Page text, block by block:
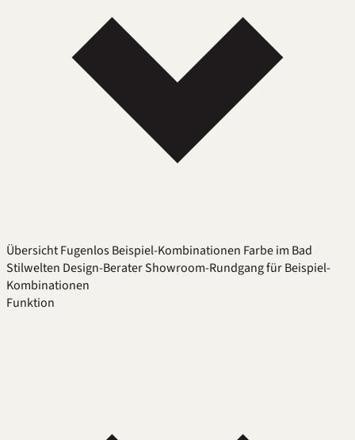
ÜbersichtFugenlosBeispiel-Kombinationen Farbe im Bad
Stilwelten Design-BeraterShowroom-Rundgang für Beispiel-
Kombinationen
Funktion